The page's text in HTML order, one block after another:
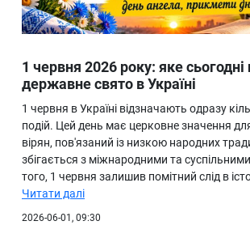
Людина
Ukraine
Про нас
1 червня 2026 року: яке
державне свято в Україні
1 червня в Україні відзначають одразу
подій. Цей день має церковне значення
вірян, пов'язаний із низкою народних
збігається з міжнародними та
того, 1 червня залишив помітний слід в
Читати далі
2026-06-01, 09:30